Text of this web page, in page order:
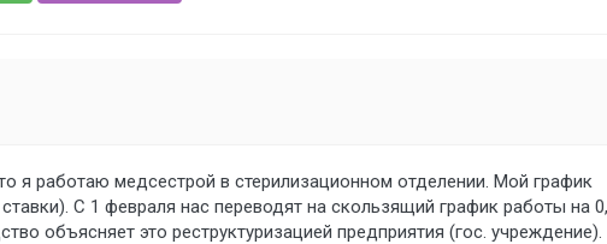
я работаю медсестрой в стерилизационном отделении. Мой график
С 1 февраля нас переводят на скользящий график работы на
объясняет это реструктуризацией предприятия (гос. учреждение).